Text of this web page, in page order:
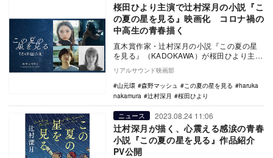
桜田ひより主演で辻村深月の小説『こ
の夏の星を見る』映画化 コロナ禍の
中高生の青春描く
直木賞作家・辻村深月の小説『この夏の星
を見る』（KADOKAWA）が桜田ひより主演
で映画化され、7月4日に公開されることが
決定し…
リアルサウンド映画部
山元環
森野マッシュ この夏の星を見る
haruka
nakamura
辻村深月 桜田ひより
ニュース 2023.08.24 11:06
辻村深月が描く、心震える感涙の青春
小説『この夏の星を見る』作品紹介
PV公開